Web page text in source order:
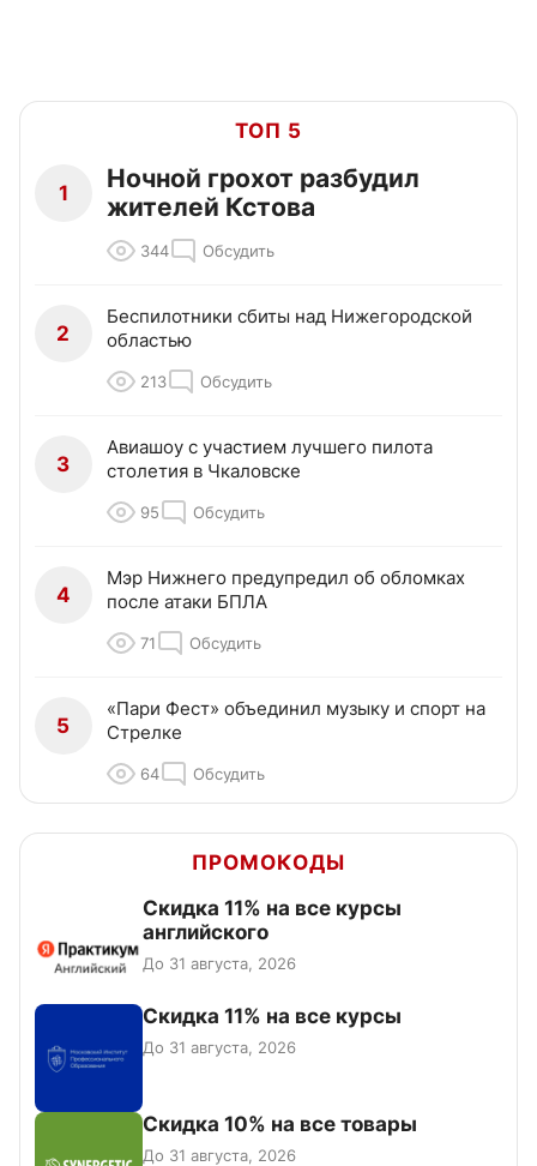
ТОП 5
1
Ночной грохот разбудил
жителей Кстова
344 Обсудить
2
Беспилотники сбиты над Нижегородской
областью
213 Обсудить
3
Авиашоу с участием лучшего пилота
столетия в Чкаловске
95 Обсудить
4
Мэр Нижнего предупредил об обломках
после атаки БПЛА
71 Обсудить
5
«Пари Фест» объединил музыку и спорт на
Стрелке
64 Обсудить
ПРОМОКОДЫ
Скидка 11% на все курсы
английского
До 31 августа, 2026
Скидка 11% на все курсы
До 31 августа, 2026
Скидка 10% на все товары
До 31 августа, 2026